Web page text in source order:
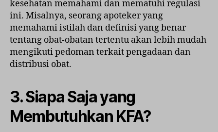
kesehatan memahami dan mematuhi regulasi
ini. Misalnya, seorang apoteker yang
memahami istilah dan definisi yang benar
tentang obat-obatan tertentu akan lebih mudah
mengikuti pedoman terkait pengadaan dan
distribusi obat.
3. Siapa Saja yang
Membutuhkan KFA?